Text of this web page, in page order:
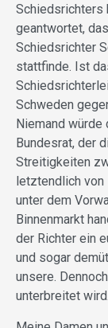
Schiedsrichters
geantwortet,
Schiedsrichter
stattfinde. Ist
Schweden
Niemand würde
Bundesrat, der
Streitigkeiten
letztendlich von
unter dem
Binnenmarkt
der Richter ein
und sogar
unsere.
unterbreitet wird.